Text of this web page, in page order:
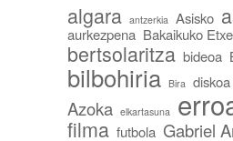
algara antzerkia Asisko
aurkezpena Bakaikuko
bertsolaritza bideoa
bilbohiria Bira diskoa
Azoka elkartasuna
filma futbola Gabriel